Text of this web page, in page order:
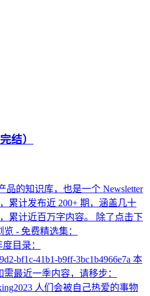
结）
的知识库，也是一个 Newsletter
累计发布近 200+ 期，涵盖几十
累计近百万字内容。 除了点击下
- 免费精选集：
目录：
bf1c-41b1-b9ff-3bc1b4966e7a 本
最近一季内容，请移步：
人们会被自己热爱的事物